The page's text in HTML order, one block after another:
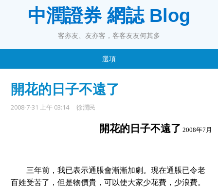
中潤證券 網誌 Blog
客亦友、友亦客，客客友友何其多
選項
開花的日子不遠了
2008-7-31 上午 03:14 徐潤民
開花的日子不遠了 2008年7 月
三年前，我已表示通脹會漸漸加劇。現在通脹已令老
百姓受苦了，但是物價貴 ，可以使大家少花費，少浪費。